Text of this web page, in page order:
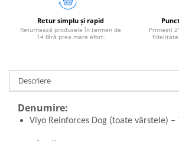
Retur simplu și rapid
Returnează produsele în termen de
14 fără prea mare efort.
Primești
fidelitate
Descriere
Denumire:
Viyo Reinforces Dog (toate vârstele) –